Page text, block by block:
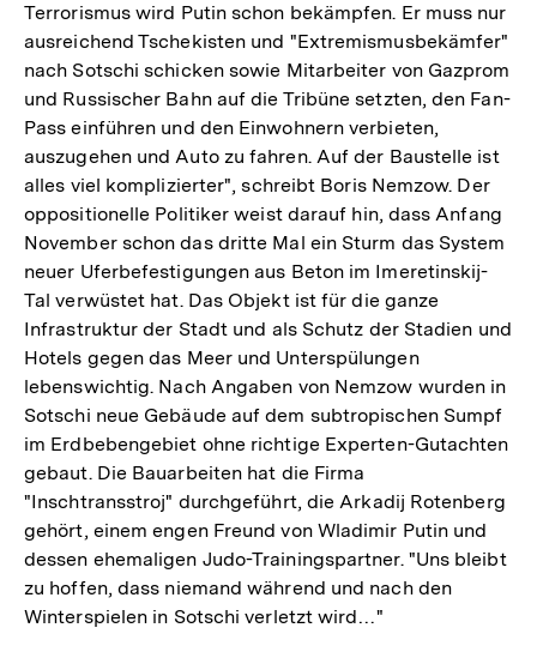
Terrorismus wird Putin schon bekämpfen. Er muss nur
ausreichend Tschekisten und "Extremismusbekämfer"
nach Sotschi schicken sowie Mitarbeiter von Gazprom
und Russischer Bahn auf die Tribüne setzten, den Fan-
Pass einführen und den Einwohnern verbieten,
auszugehen und Auto zu fahren. Auf der Baustelle ist
alles viel komplizierter", schreibt Boris Nemzow. Der
oppositionelle Politiker weist darauf hin, dass Anfang
November schon das dritte Mal ein Sturm das System
neuer Uferbefestigungen aus Beton im Imeretinskij-
Tal verwüstet hat. Das Objekt ist für die ganze
Infrastruktur der Stadt und als Schutz der Stadien und
Hotels gegen das Meer und Unterspülungen
lebenswichtig. Nach Angaben von Nemzow wurden in
Sotschi neue Gebäude auf dem subtropischen Sumpf
im Erdbebengebiet ohne richtige Experten-Gutachten
gebaut. Die Bauarbeiten hat die Firma
"Inschtransstroj" durchgeführt, die Arkadij Rotenberg
gehört, einem engen Freund von Wladimir Putin und
dessen ehemaligen Judo-Trainingspartner. "Uns bleibt
zu hoffen, dass niemand während und nach den
Winterspielen in Sotschi verletzt wird…"